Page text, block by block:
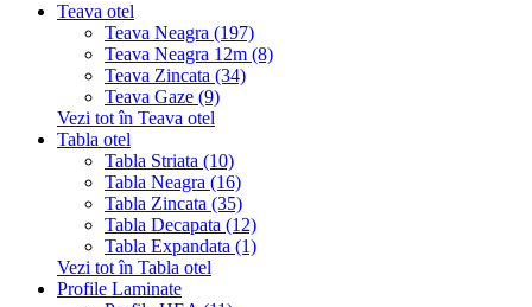
Teava otel
Teava Neagra (197)
Teava Neagra 12m (8)
Teava Zincata (34)
Teava Gaze (9)
Vezi tot în Teava otel
Tabla otel
Tabla Striata (10)
Tabla Neagra (16)
Tabla Zincata (35)
Tabla Decapata (12)
Tabla Expandata (1)
Vezi tot în Tabla otel
Profile Laminate